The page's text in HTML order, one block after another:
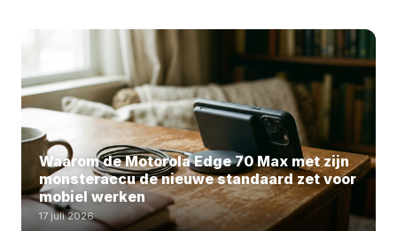
Waarom de Motorola Edge 70 Max met zijn
monsteraccu de nieuwe standaard zet voor
mobiel werken
17 juli 2026